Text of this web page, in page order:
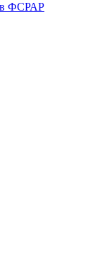
в ФСРАР